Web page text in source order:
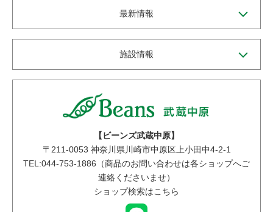
最新情報
施設情報
【ビーンズ武蔵中原】
〒 211-0053 神奈川県川崎市中原区上小田中4-2-1
TEL:044-753-1886（商品のお問い合わせは各ショップへご
連絡くださいませ）
ショップ検索はこちら